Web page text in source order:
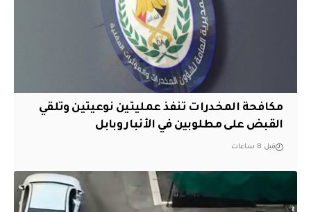
مكافحة المخدرات تنفذ عمليتين نوعيتين وتلقي
القبض على مطلوبين في الأنبار وبابل
قبل 8 ساعات